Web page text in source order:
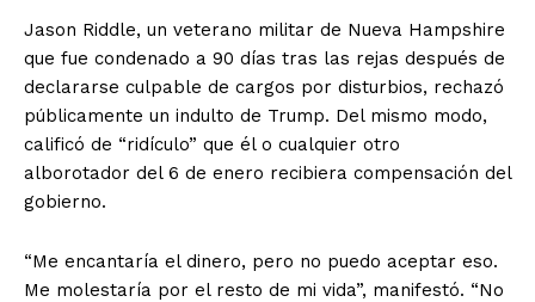
Jason Riddle, un veterano militar de Nueva Hampshire
que fue condenado a 90 días tras las rejas después de
declararse culpable de cargos por disturbios, rechazó
públicamente un indulto de Trump. Del mismo modo,
calificó de “ridículo” que él o cualquier otro
alborotador del 6 de enero recibiera compensación del
gobierno.
“Me encantaría el dinero, pero no puedo aceptar eso.
Me molestaría por el resto de mi vida”, manifestó. “No